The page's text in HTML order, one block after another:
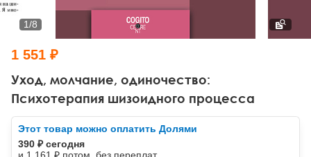
Тревожные расстройства, панические атаки
Психодрама
Другие направления психотерапии
Классический, эриксоновский гипноз и НЛП
НЛП
Психология труда и эргономика
Социальная психология
Социальная и организационная психология
Классический и юнгианский психоанализ
Уход, молчание, одиночество:
Психотерапия шизоидного процесса
1/8
1 551 ₽
Этот товар можно оплатить Долями
390 ₽ сегодня